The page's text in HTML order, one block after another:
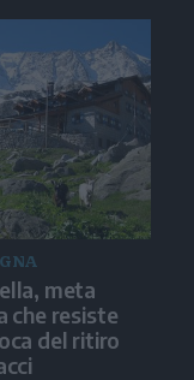
meta
che resiste
del ritiro